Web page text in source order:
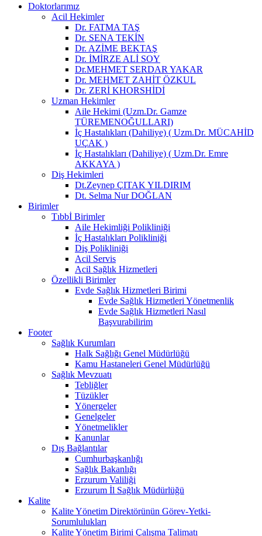
Doktorlarımız
Acil Hekimler
Dr. FATMA TAŞ
Dr. SENA TEKİN
Dr. AZİME BEKTAŞ
Dr. İMİRZE ALİ SOY
Dr.MEHMET SERDAR YAKAR
Dr. MEHMET ZAHİT ÖZKUL
Dr. ZERİ KHORSHİDİ
Uzman Hekimler
Aile Hekimi (Uzm.Dr. Gamze
TÜREMENOĞULLARI)
İç Hastalıkları (Dahiliye) ( Uzm.Dr. MÜCAHİD
UÇAK )
İç Hastalıkları (Dahiliye) ( Uzm.Dr. Emre
AKKAYA )
Diş Hekimleri
Dt.Zeynep ÇITAK YILDIRIM
Dt. Selma Nur DOĞLAN
Birimler
Tıbbİ Birimler
Aile Hekimliği Polikliniği
İç Hastalıkları Polikliniği
Diş Polikliniği
Acil Servis
Acil Sağlık Hizmetleri
Özellikli Birimler
Evde Sağlık Hizmetleri Birimi
Evde Sağlık Hizmetleri Yönetmenlik
Evde Sağlık Hizmetleri Nasıl
Başvurabilirim
Footer
Sağlık Kurumları
Halk Sağlığı Genel Müdürlüğü
Kamu Hastaneleri Genel Müdürlüğü
Sağlık Mevzuatı
Tebliğler
Tüzükler
Yönergeler
Genelgeler
Yönetmelikler
Kanunlar
Dış Bağlantılar
Cumhurbaşkanlığı
Sağlık Bakanlığı
Erzurum Valiliği
Erzurum İl Sağlık Müdürlüğü
Kalite
Kalite Yönetim Direktörünün Görev-Yetki-
Sorumlulukları
Kalite Yönetim Birimi Çalışma Talimatı